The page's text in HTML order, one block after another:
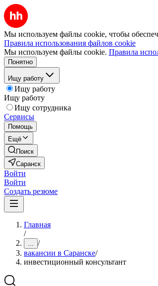
Мы используем файлы cookie, чтобы
Правила использования файлов cookie
Мы используем файлы cookie. Правила
Понятно
Ищу работу
Ищу работу
Ищу работу
Ищу сотрудника
Сервисы
Помощь
Ещё
Поиск
Саранск
Войти
Войти
Создать резюме
Главная
/
... /
вакансии в Саранске/
инвестиционный консультант